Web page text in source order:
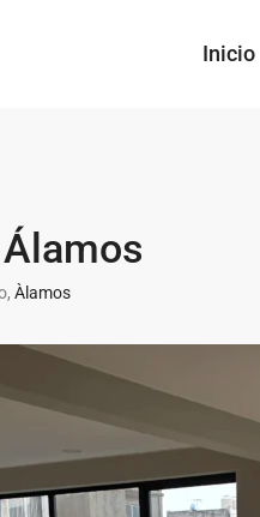
Inicio
Àlamos